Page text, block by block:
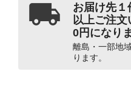
お届け先１
以上ご注
0円になり
離島・一部地
ります。